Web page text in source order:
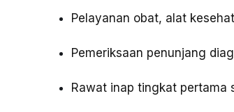
Pelayanan obat, alat
Pemeriksaan penunjang
Rawat inap tingkat pertama